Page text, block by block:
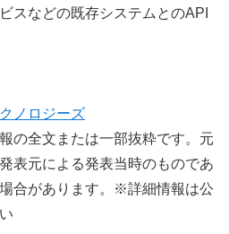
スなどの既存システムとのAPI
ノロジーズ
の全文または一部抜粋です。元
表元による発表当時のものであ
合があります。※詳細情報は公